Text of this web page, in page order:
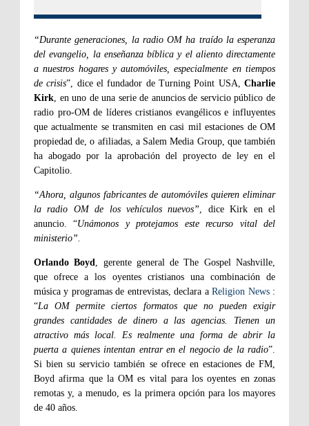
“Durante generaciones, la radio OM ha traído la esperanza
del evangelio, la enseñanza bíblica y el aliento directamente
a nuestros hogares y automóviles, especialmente en tiempos
de crisis”, dice el fundador de Turning Point USA,Charlie
Kirk, en uno de una serie de anuncios de servicio público de
radio pro-OM de líderes cristianos evangélicos e influyentes
que actualmente se transmiten en casi mil estaciones de OM
propiedad de, o afiliadas, a Salem Media Group, que también
ha abogado por la aprobación del proyecto de ley en el
Capitolio.
“Ahora, algunos fabricantes de automóviles quieren eliminar
la radio OM de los vehículos nuevos”, dice Kirk en el
anuncio. “Unámonos y protejamos este recurso vital del
ministerio”.
Orlando Boyd, gerente general de The Gospel Nashville,
que ofrece a los oyentes cristianos una combinación de
música y programas de entrevistas, declara aReligion News:
“La OM permite ciertos formatos que no pueden exigir
grandes cantidades de dinero a las agencias. Tienen un
atractivo más local. Es realmente una forma de abrir la
puerta a quienes intentan entrar en el negocio de la radio”.
Si bien su servicio también se ofrece en estaciones de FM,
Boyd afirma que la OM es vital para los oyentes en zonas
remotas y, a menudo, es la primera opción para los mayores
de 40 años.